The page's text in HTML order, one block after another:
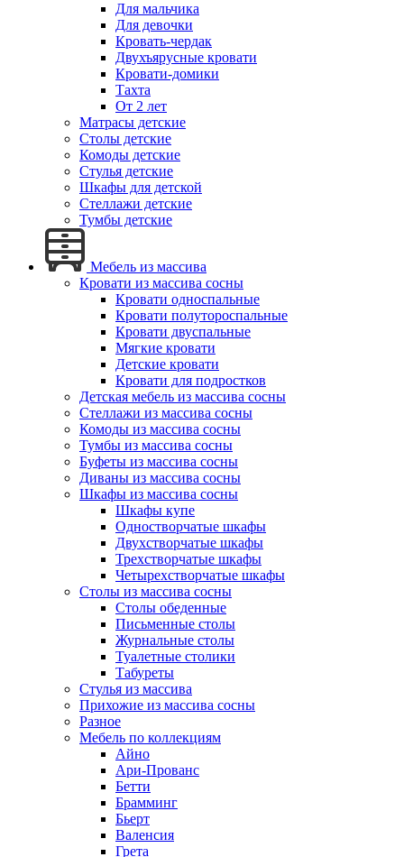
Для мальчика
Для девочки
Кровать-чердак
Двухъярусные кровати
Кровати-домики
Тахта
От 2 лет
Матрасы детские
Столы детские
Комоды детские
Стулья детские
Шкафы для детской
Стеллажи детские
Тумбы детские
Мебель из массива
Кровати из массива сосны
Кровати односпальные
Кровати полутороспальные
Кровати двуспальные
Мягкие кровати
Детские кровати
Кровати для подростков
Детская мебель из массива сосны
Стеллажи из массива сосны
Комоды из массива сосны
Тумбы из массива сосны
Буфеты из массива сосны
Диваны из массива сосны
Шкафы из массива сосны
Шкафы купе
Одностворчатые шкафы
Двухстворчатые шкафы
Трехстворчатые шкафы
Четырехстворчатые шкафы
Столы из массива сосны
Столы обеденные
Письменные столы
Журнальные столы
Туалетные столики
Табуреты
Стулья из массива
Прихожие из массива сосны
Разное
Мебель по коллекциям
Айно
Ари-Прованс
Бетти
Брамминг
Бьерт
Валенсия
Грета